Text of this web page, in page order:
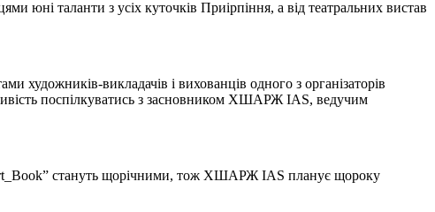
юні таланти з усіх куточків Приірпіння, а від театральних вистав
художників-викладачів і вихованців одного з організаторів
поспілкуватись з засновником ХШАРЖ IAS, ведучим
стануть щорічними, тож ХШАРЖ IAS планує щороку